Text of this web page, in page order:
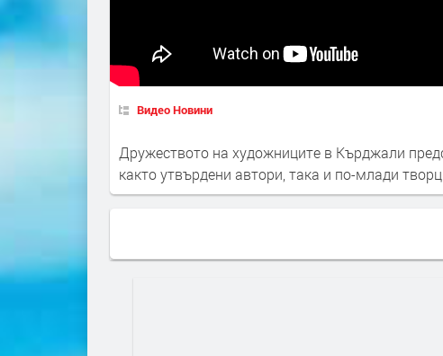
Видео Новини
Дружеството на художниците в Кърджали
както утвърдени автори, така и по-млади